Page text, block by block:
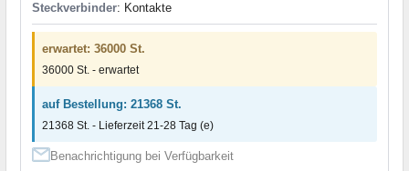
Steckverbinder: Kontakte
erwartet: 36000 St.
36000 St. - erwartet
auf Bestellung: 21368 St.
21368 St. - Lieferzeit 21-28 Tag (e)
Benachrichtigung bei Verfügbarkeit